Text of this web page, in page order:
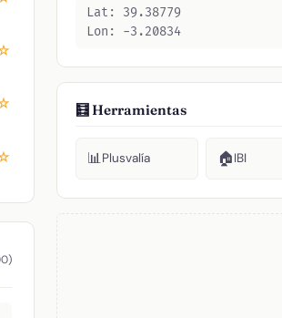
Lat: 39.38779
Lon: -3.20834
🧮 Herramientas
📊Plusvalía 🏠IBI